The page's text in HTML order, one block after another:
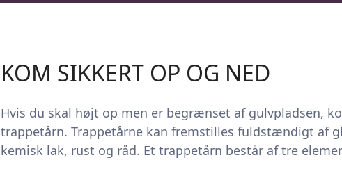
KOM SIKKERT OP OG NED
Hvis du skal højt op men er begrænset af gulvpladsen,
trappetårn. Trappetårne kan fremstilles fuldstændigt af
kemisk lak, rust og råd. Et trappetårn består af tre